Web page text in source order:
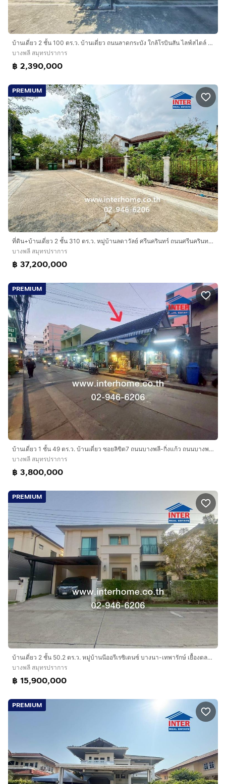
บ้านเดี่ยว 2 ชั้น 100 ตร.ว. บ้านเดี่ยว ถนนลาดกระบัง ใกล้โรบินสัน ไลฟ์สไตล์ ลาดกระบัง บางพลี สมุทรปราการ
บางพลี สมุทรปราการ
฿ 2,390,000
PREMIUM
ที่ดิน+บ้านเดี่ยว 2 ชั้น 310 ตร.ว. หมู่บ้านลดาวัลย์ ศรีนครินทร์ ถนนศรีนครินทร์ ซอยศรีด่าน14 ถนนบางนา-ตราด ถนนกาญจนาภิเษก บางพลี สมุทรปราการ
บางพลี สมุทรปราการ
฿ 37,200,000
PREMIUM
บ้านเดี่ยว 1 ชั้น 49 ตร.ว. บ้านเดี่ยว ซอยลิขิต7 ถนนบางพลี-กิ่งแก้ว ถนนบางพลี-กิ่งแก้ว ถนนเทพารักษ์ บางพลี สมุทรปราการ
บางพลี สมุทรปราการ
฿ 3,800,000
PREMIUM
บ้านเดี่ยว 2 ชั้น 50.2 ตร.ว. หมู่บ้านนีออรีเรซิเดนซ์ บางนา-เทพารักษ์ เยื้องตลาดนัดเรือบิน ถนนเทพารักษ์ บางพลี สมุทรปราการ
บางพลี สมุทรปราการ
฿ 15,900,000
PREMIUM